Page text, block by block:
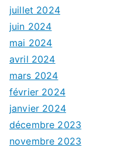
juillet 2024
juin 2024
mai 2024
avril 2024
mars 2024
février 2024
janvier 2024
décembre 2023
novembre 2023